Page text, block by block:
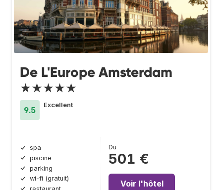
De L'Europe Amsterdam
★★★★★
9.5
Excellent
spa
piscine
parking
wi-fi (gratuit)
Du
501 €
Voir l'hôtel